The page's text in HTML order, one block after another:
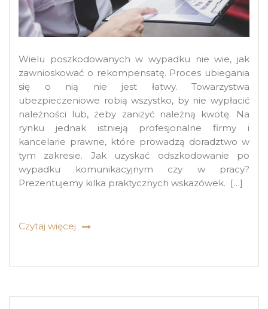
Wielu poszkodowanych w wypadku nie wie, jak
zawnioskować o rekompensatę. Proces ubiegania
się o nią nie jest łatwy. Towarzystwa
ubezpieczeniowe robią wszystko, by nie wypłacić
należności lub, żeby zaniżyć należną kwotę. Na
rynku jednak istnieją profesjonalne firmy i
kancelarie prawne, które prowadzą doradztwo w
tym zakresie. Jak uzyskać odszkodowanie po
wypadku komunikacyjnym czy w pracy?
Prezentujemy kilka praktycznych wskazówek. […]
Czytaj więcej